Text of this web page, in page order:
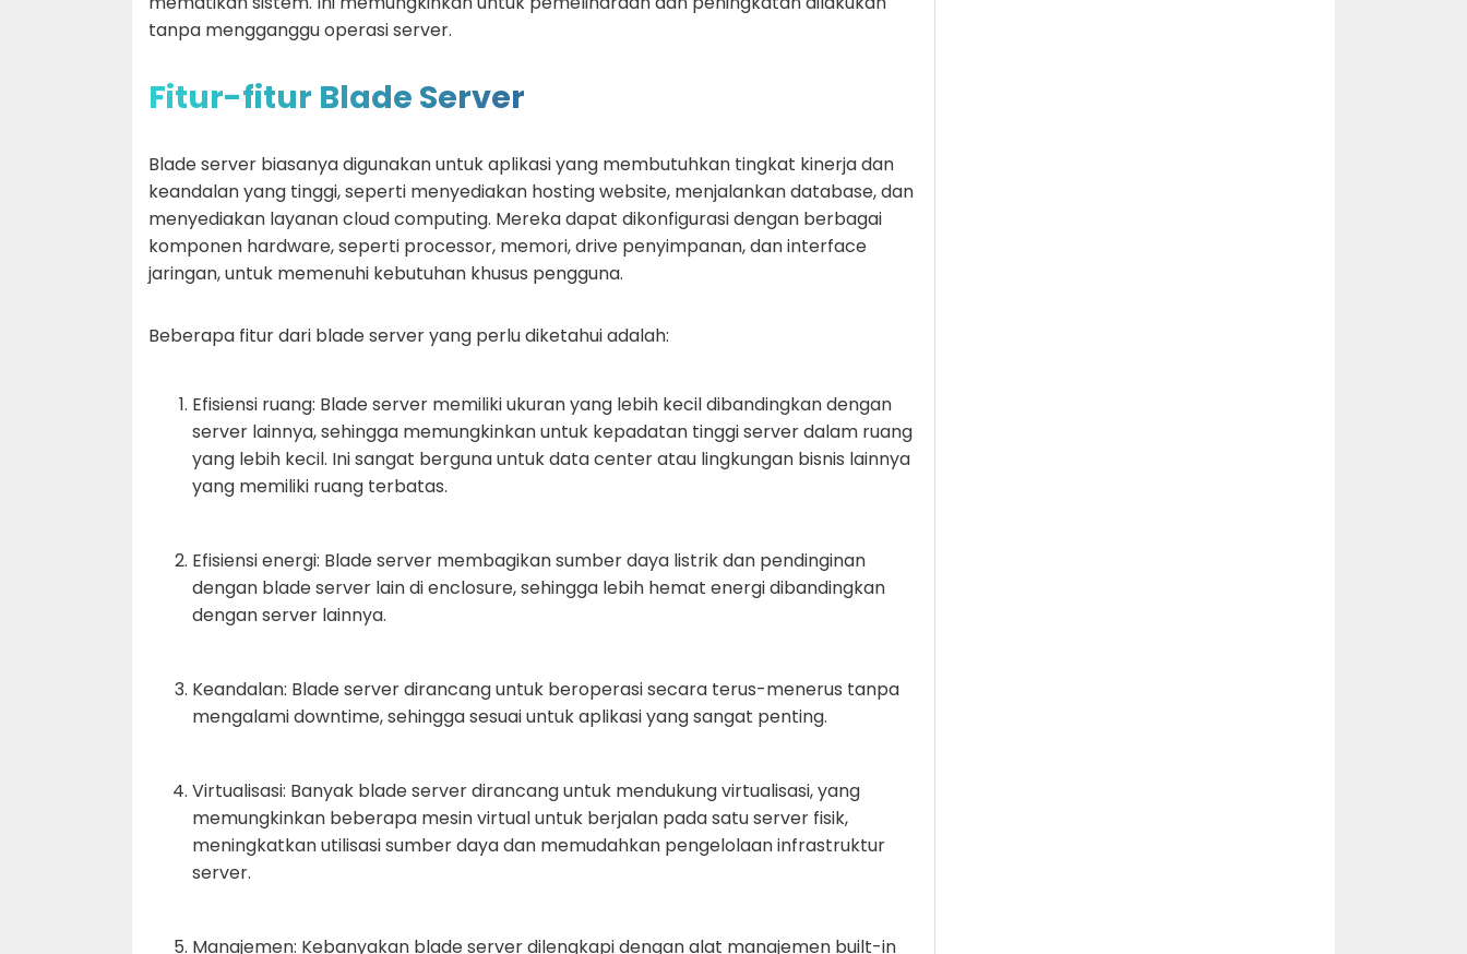
tanpa mengganggu operasi server.
Fitur-fitur Blade Server
Blade server biasanya digunakan untuk aplikasi yang membutuhkan tingkat kinerja dan
keandalan yang tinggi, seperti menyediakan hosting website, menjalankan database, dan
menyediakan layanan cloud computing. Mereka dapat dikonfigurasi dengan berbagai
komponen hardware, seperti processor, memori, drive penyimpanan, dan interface
jaringan, untuk memenuhi kebutuhan khusus pengguna.
Beberapa fitur dari blade server yang perlu diketahui adalah:
Efisiensi ruang: Blade server memiliki ukuran yang lebih kecil dibandingkan dengan
server lainnya, sehingga memungkinkan untuk kepadatan tinggi server dalam ruang
yang lebih kecil. Ini sangat berguna untuk data center atau lingkungan bisnis lainnya
yang memiliki ruang terbatas.
Efisiensi energi: Blade server membagikan sumber daya listrik dan pendinginan
dengan blade server lain di enclosure, sehingga lebih hemat energi dibandingkan
dengan server lainnya.
Keandalan: Blade server dirancang untuk beroperasi secara terus-menerus tanpa
mengalami downtime, sehingga sesuai untuk aplikasi yang sangat penting.
Virtualisasi: Banyak blade server dirancang untuk mendukung virtualisasi, yang
memungkinkan beberapa mesin virtual untuk berjalan pada satu server fisik,
meningkatkan utilisasi sumber daya dan memudahkan pengelolaan infrastruktur
server.
Manajemen: Kebanyakan blade server dilengkapi dengan alat manajemen built-in